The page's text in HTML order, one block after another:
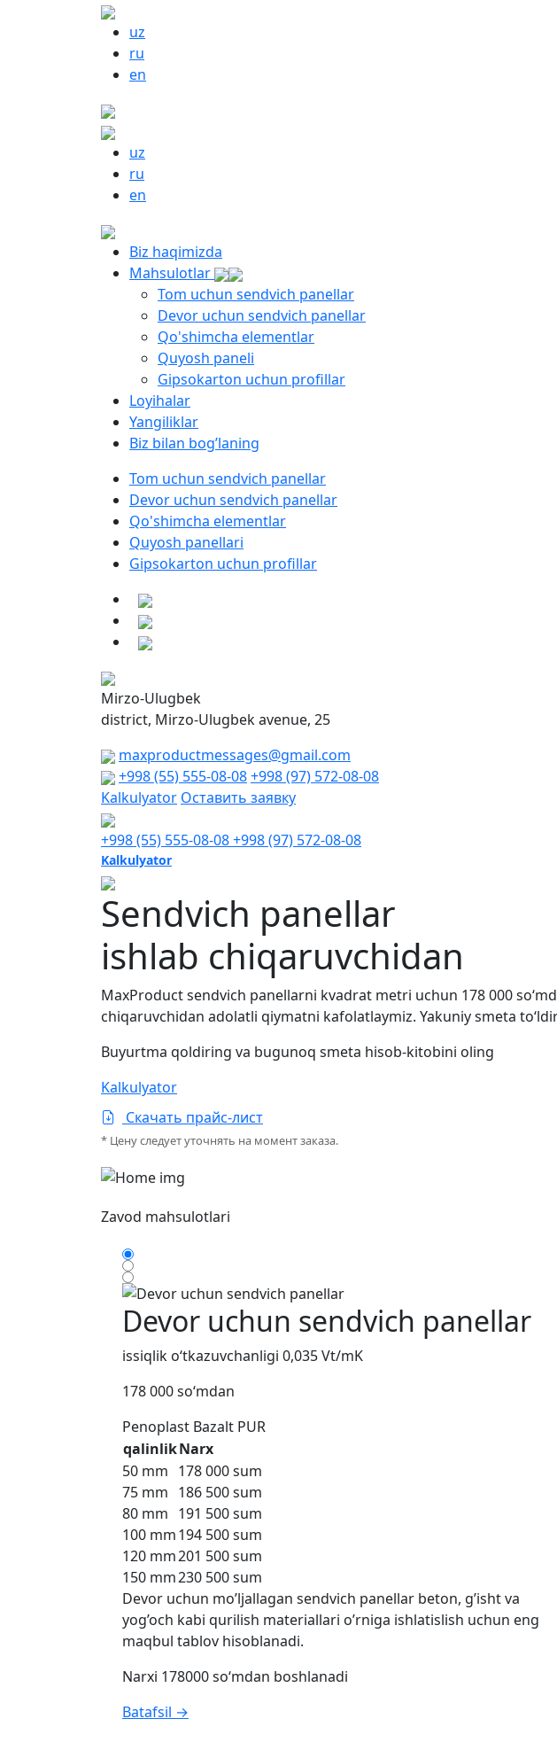
uz
ru
en
uz
ru
en
Biz haqimizda
Mahsulotlar
Tom uchun sendvich panellar
Devor uchun sendvich panellar
Qo'shimcha elementlar
Quyosh paneli
Gipsokarton uchun profillar
Loyihalar
Yangiliklar
Biz bilan bog’laning
Tom uchun sendvich panellar
Devor uchun sendvich panellar
Qo'shimcha elementlar
Quyosh panellari
Gipsokarton uchun profillar
Mirzo-Ulugbek
district, Mirzo-Ulugbek avenue, 25
maxproductmessages@gmail.com
+998 (55) 555-08-08+998 (97) 572-08-08
Kalkulyator Оставить заявку
+998 (55) 555-08-08+998 (97) 572-08-08
Kalkulyator
Sendvich panellar
ishlab chiqaruvchidan
MaxProduct sendvich panellarni kvadrat metri uchun 178 000
chiqaruvchidan adolatli qiymatni kafolatlaymiz. Yakuniy smeta
Buyurtma qoldiring va bugunoq smeta hisob-kitobini oling
Kalkulyator
Скачать прайс-лист
* Цену следует уточнять на момент заказа.
Zavod mahsulotlari
Devor uchun sendvich panellar
issiqlik o‘tkazuvchanligi 0,035 Vt/mK
178 000 so‘mdan
Penoplast Bazalt PUR
qalinlikNarx
50 mm 178 000 sum
75 mm 186 500 sum
80 mm 191 500 sum
100 mm194 500 sum
120 mm201 500 sum
150 mm230 500 sum
Devor uchun mo’ljallagan sendvich panellar beton, g’isht va
yog’och kabi qurilish materiallari o’rniga ishlatislish uchun eng
maqbul tablov hisoblanadi.
Narxi 178000 so‘mdan boshlanadi
Batafsil →